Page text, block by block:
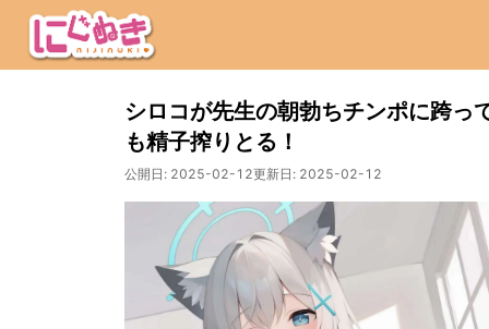
シロコが先生の朝勃ちチンポに跨っ
も精子搾りとる！
公開日: 2025-02-12更新日: 2025-02-12